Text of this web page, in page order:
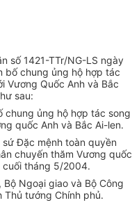
số 1421-TTr/NG-LS ngày
bố chung ủng hộ hợp tác
Vương Quốc Anh và Bắc
sau:
chung ủng hộ hợp tác song
quốc Anh và Bắc Ai-len.
Đặc mệnh toàn quyền
chuyến thăm Vương quốc
cuối tháng 5/2004.
Ngoại giao và Bộ Công
tướng Chính phủ.